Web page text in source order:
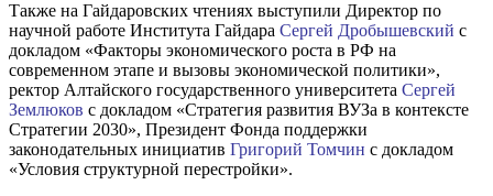
Также на Гайдаровских чтениях выступили Директор по
научной работе Института Гайдара Сергей Дробышевский с
докладом «Факторы экономического роста в РФ на
современном этапе и вызовы экономической политики»,
ректор Алтайского государственного университета Сергей
Землюков с докладом «Стратегия развития ВУЗа в контексте
Стратегии 2030», Президент Фонда поддержки
законодательных инициатив Григорий Томчин с докладом
«Условия структурной перестройки».